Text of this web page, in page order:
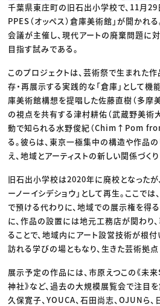
千葉県東庄町の旧石出小学校で、11月29
PPES（オッペス）倉庫美術館」が開かれ
会議が主催し、現代アートの廃棄問題に
目指す試みである。
このプロジェクトは、芸術祭で生まれた
存・再展示する実践的な「倉庫」として機
庫美術館構想を提唱した佐藤直樹（多摩
の視点を共有する津村耕佑（武蔵野美術
動で知られる水野俊紀（Chim↑Pom
る。彼らは、東京一極集中の構造や作品
え、地域とアーティストの新しい関係づく
旧石出小学校は2020年に廃校となったが
ーノーイシデショウ」として再生。ここで
で預ける代わりに、地域での展示権を得
に、作品の設置には地元工務店が関わり
ることで、地域内にアート設営技術が根
訪れる学びの場ともなり、生きた芸術拠点
展示予定の作品には、市原えつこの《未
神社》など、過去の大規模展覧会で注目を
久保寛子、YOUCA、石田尚志、OJUNら